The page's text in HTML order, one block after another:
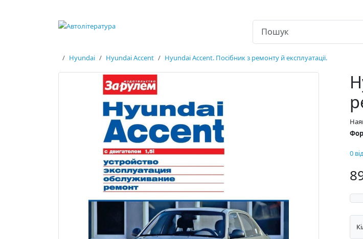
Hyundai Hyundai Accent Hyundai Accent. Посібник з ремонту й експлуатації.
0